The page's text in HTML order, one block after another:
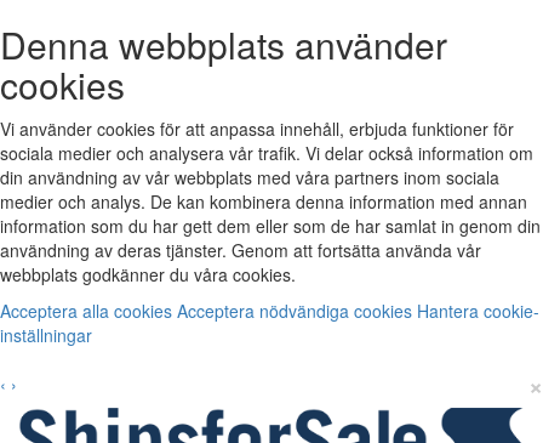
Denna webbplats använder
cookies
Vi använder cookies för att anpassa innehåll, erbjuda funktioner för
sociala medier och analysera vår trafik. Vi delar också information om
din användning av vår webbplats med våra partners inom sociala
medier och analys. De kan kombinera denna information med annan
information som du har gett dem eller som de har samlat in genom din
användning av deras tjänster. Genom att fortsätta använda vår
webbplats godkänner du våra cookies.
Acceptera alla cookies Acceptera nödvändiga cookies Hantera cookie-
inställningar
‹ › ×